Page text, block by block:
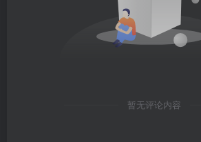
暂无评论内容